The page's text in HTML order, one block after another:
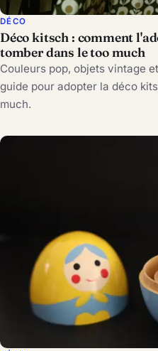
DÉCO
Déco kitsch : comment
tomber dans le too much
Couleurs pop, objets vintage
guide pour adopter la déco
much.